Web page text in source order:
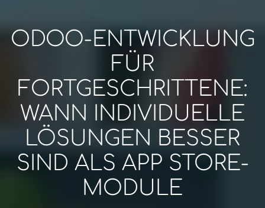
ODOO-ENTWICKLUNG
FÜR
FORTGESCHRITTENE:
WANN INDIVIDUELLE
LÖSUNGEN BESSER
SIND ALS APP STORE-
MODULE